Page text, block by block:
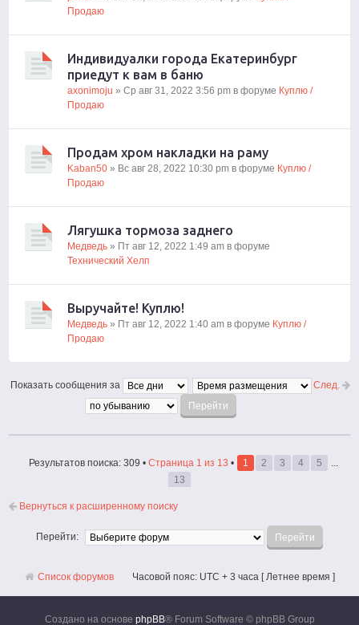
Продаю
Индивидуалки города Екатеринбург
приедут к вам в баню
axonimoju » Ср авг 31, 2022 3:56 pm в форуме Куплю /
Продаю
Продам хром накладки на раму
Kaban50 » Вс авг 28, 2022 10:30 pm в форуме Куплю /
Продаю
Лягушка тормоза заднего
Медведь » Пт авг 12, 2022 1:49 am в форуме
Технический Хелп
Выручайте! Куплю!
Медведь » Пт авг 12, 2022 1:40 am в форуме Куплю /
Продаю
След.
Показать сообщения за
Результатов поиска: 309 • Страница 1 из 13 • 1 2 3 4 5
...
13
Вернуться к расширенному поиску
Перейти:
Список форумов Часовой пояс: UTC + 3 часа [ Летнее время ]
Создано на основе phpBB® Forum Software © phpBB Group